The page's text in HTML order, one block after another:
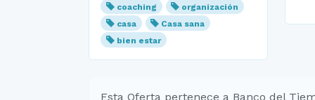
coaching
organización
casa
Casa sana
bien estar
Esta Oferta pertenece a Banco del